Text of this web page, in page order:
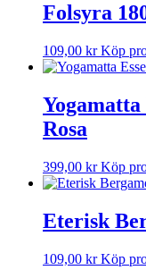
Folsyra
109,00 kr Köp
Rosa
399,00 kr Köp
Eterisk
109,00 kr Köp